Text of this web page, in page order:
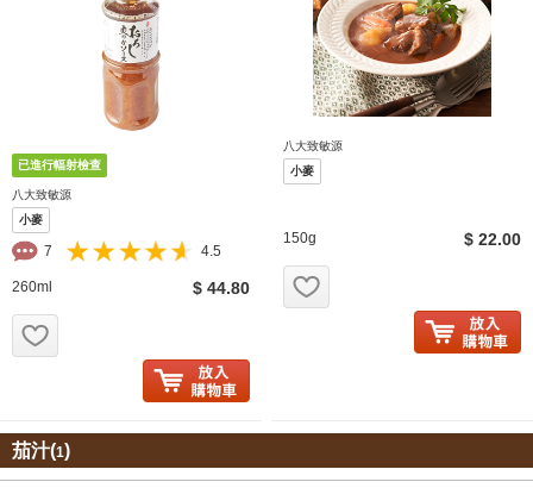
八大致敏源
小麥
7 4.5
260ml $ 44.80
八大致敏源
小麥
150g $ 22.00
茄汁(1)